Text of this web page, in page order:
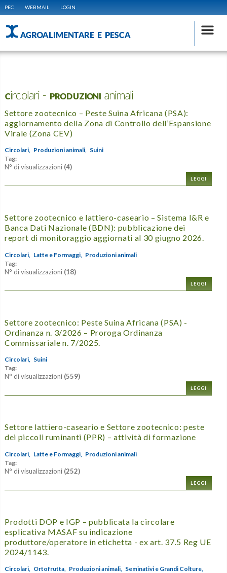
PEC WEBMAIL LOGIN
AGROALIMENTARE E PESCA
Circolari - PRODUZIONI animali
Settore zootecnico – Peste Suina Africana (PSA):
aggiornamento della Zona di Controllo dell’Espansione
Virale (Zona CEV)
Circolari, Produzioni animali, Suini
Tag:
N° di visualizzazioni (4)
LEGGI
Settore zootecnico e lattiero-caseario – Sistema I&R e
Banca Dati Nazionale (BDN): pubblicazione dei
report di monitoraggio aggiornati al 30 giugno 2026.
Circolari, Latte e Formaggi,
Produzioni animali
Tag:
N° di visualizzazioni (18)
LEGGI
Settore zootecnico: Peste Suina Africana (PSA) -
Ordinanza n. 3/2026 – Proroga Ordinanza
Commissariale n. 7/2025.
Circolari, Suini
Tag:
N° di visualizzazioni (559)
LEGGI
Settore lattiero-caseario e Settore zootecnico: peste
dei piccoli ruminanti (PPR) – attività di formazione
Circolari, Latte e Formaggi,
Produzioni animali
Tag:
N° di visualizzazioni (252)
LEGGI
Prodotti DOP e IGP – pubblicata la circolare
esplicativa MASAF su indicazione
produttore/operatore in etichetta - ex art. 37.5 Reg UE
2024/1143.
Circolari, Ortofrutta, Produzioni animali,
Seminativi e Grandi Colture,